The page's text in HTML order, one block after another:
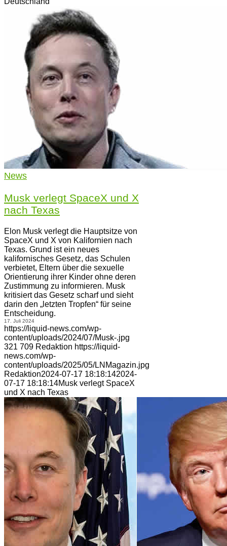
News
Musk verlegt SpaceX und X
nach Texas
Elon Musk verlegt die Hauptsitze von
SpaceX und X von Kalifornien nach
Texas. Grund ist ein neues
kalifornisches Gesetz, das Schulen
verbietet, Eltern über die sexuelle
Orientierung ihrer Kinder ohne deren
Zustimmung zu informieren. Musk
kritisiert das Gesetz scharf und sieht
darin den „letzten Tropfen“ für seine
Entscheidung.
17. Juli 2024
https://liquid-news.com/wp-
content/uploads/2024/07/Musk-.jpg
321 709 Redaktion https://liquid-
news.com/wp-
content/uploads/2025/05/LNMagazin.jpg
Redaktion2024-07-17 18:18:142024-
07-17 18:18:14Musk verlegt SpaceX
und X nach Texas